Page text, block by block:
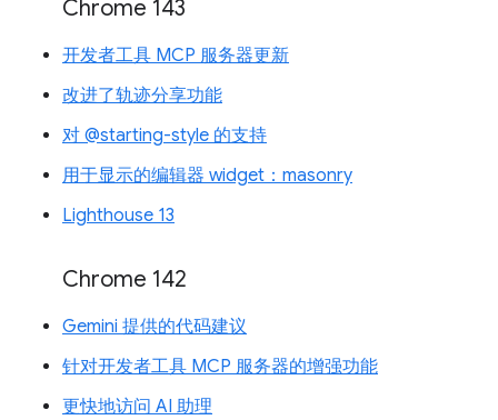
Chrome 143
开发者工具 MCP 服务器更新
改进了轨迹分享功能
对 @starting-style 的支持
用于显示的编辑器 widget：masonry
Lighthouse 13
Chrome 142
Gemini 提供的代码建议
针对开发者工具 MCP 服务器的增强功能
更快地访问 AI 助理